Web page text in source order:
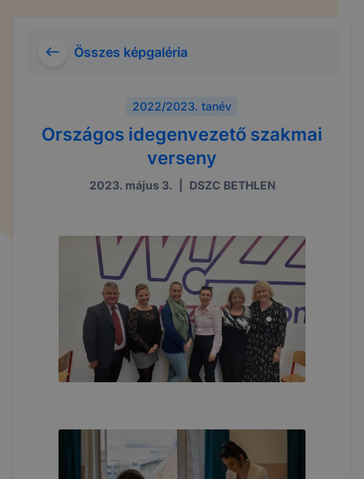
Összes képgaléria
2022/2023. tanév
Országos idegenvezető szakmai
verseny
2023. május 3. DSZC BETHLEN